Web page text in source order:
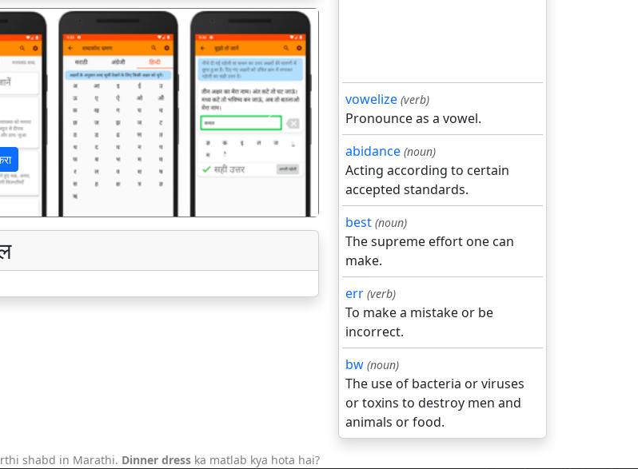
अगला
vowelize (verb)
Pronounce as a vowel.
abidance (noun)
Acting according to certain
accepted standards.
best (noun)
The supreme effort one can
make.
err (verb)
To make a mistake or be
incorrect.
bw (noun)
The use of bacteria or viruses
or toxins to destroy men and
animals or food.
shabd in Marathi. Dinner dress ka matlab kya hota hai?